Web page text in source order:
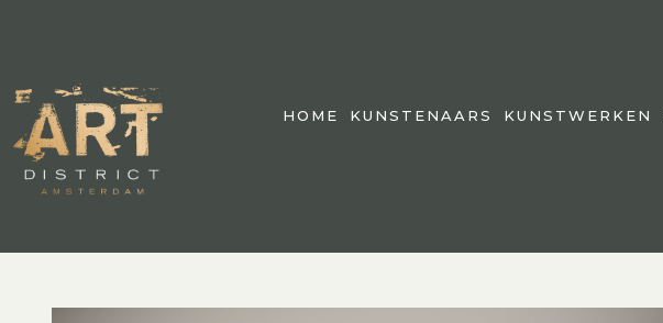
HOME KUNSTENAARS KUNSTWERKEN